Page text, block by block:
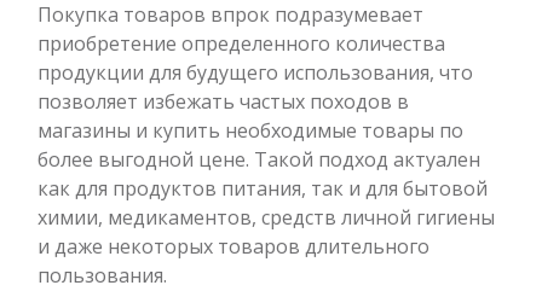
Покупка товаров впрок подразумевает
приобретение определенного количества
продукции для будущего использования, что
позволяет избежать частых походов в
магазины и купить необходимые товары по
более выгодной цене. Такой подход актуален
как для продуктов питания, так и для бытовой
химии, медикаментов, средств личной гигиены
и даже некоторых товаров длительного
пользования.